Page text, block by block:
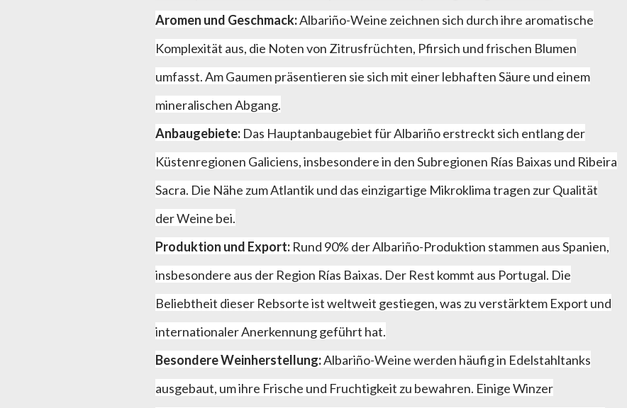
Aromen und Geschmack:Albariño-Weine zeichnen sich durch ihre aromatische
Komplexität aus, die Noten von Zitrusfrüchten, Pfirsich und frischen Blumen
umfasst. Am Gaumen präsentieren sie sich mit einer lebhaften Säure und einem
mineralischen Abgang.
Anbaugebiete: Das Hauptanbaugebiet für Albariño erstreckt sich entlang der
Küstenregionen Galiciens, insbesondere in den Subregionen Rías Baixas und Ribeira
Sacra. Die Nähe zum Atlantik und das einzigartige Mikroklima tragen zur Qualität
der Weine bei.
Produktion und Export: Rund 90% der Albariño-Produktion stammen aus Spanien,
insbesondere aus der Region Rías Baixas. Der Rest kommt aus Portugal. Die
Beliebtheit dieser Rebsorte ist weltweit gestiegen, was zu verstärktem Export und
internationaler Anerkennung geführt hat.
Besondere Weinherstellung:Albariño-Weine werden häufig in Edelstahltanks
ausgebaut, um ihre Frische und Fruchtigkeit zu bewahren. Einige Winzer